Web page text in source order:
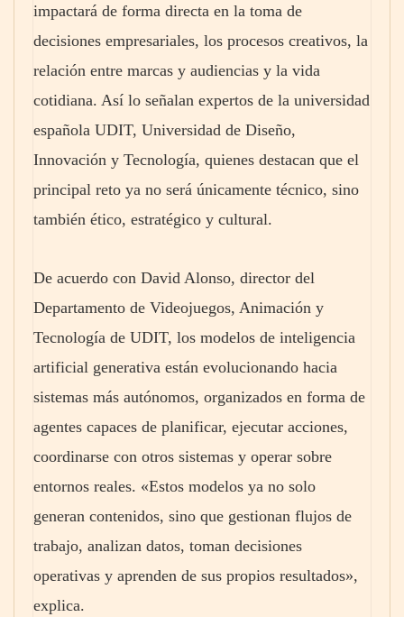
impactará de forma directa en la toma de
decisiones empresariales, los procesos creativos, la
relación entre marcas y audiencias y la vida
cotidiana. Así lo señalan expertos de la universidad
española UDIT, Universidad de Diseño,
Innovación y Tecnología, quienes destacan que el
principal reto ya no será únicamente técnico, sino
también ético, estratégico y cultural.
De acuerdo con David Alonso, director del
Departamento de Videojuegos, Animación y
Tecnología de UDIT, los modelos de inteligencia
artificial generativa están evolucionando hacia
sistemas más autónomos, organizados en forma de
agentes capaces de planificar, ejecutar acciones,
coordinarse con otros sistemas y operar sobre
entornos reales. «Estos modelos ya no solo
generan contenidos, sino que gestionan flujos de
trabajo, analizan datos, toman decisiones
operativas y aprenden de sus propios resultados»,
explica.